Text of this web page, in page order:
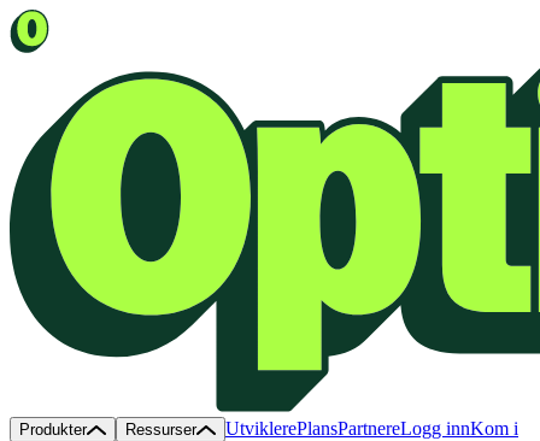
Produkter Ressurser UtviklerePlansPartnereLogg innKom i